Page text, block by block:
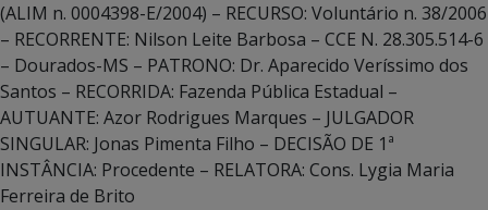
(ALIM n. 0004398-E/2004) – RECURSO: Voluntário n. 38/2006
– RECORRENTE: Nilson Leite Barbosa – CCE N. 28.305.514-6
– Dourados-MS – PATRONO: Dr. Aparecido Veríssimo dos
Santos – RECORRIDA: Fazenda Pública Estadual –
AUTUANTE: Azor Rodrigues Marques – JULGADOR
SINGULAR: Jonas Pimenta Filho – DECISÃO DE 1ª
INSTÂNCIA: Procedente – RELATORA: Cons. Lygia Maria
Ferreira de Brito